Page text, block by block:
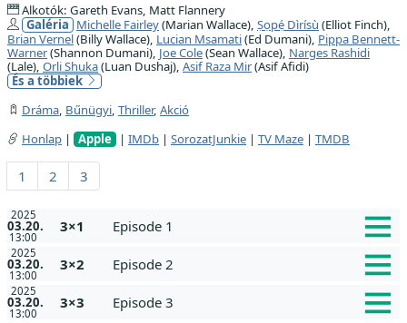
Alkotók: Gareth Evans, Matt Flannery
Galéria Michelle Fairley(Marian Wallace), Ṣọpẹ́ Dìrísù (Elliot Finch),
Brian Vernel(Billy Wallace), Lucian Msamati(Ed Dumani), Pippa Bennett-
Warner(Shannon Dumani), Joe Cole(Sean Wallace), Narges Rashidi
(Lale), Orli Shuka(Luan Dushaj), Asif Raza Mir(Asif Afidi)
És a többiek
Dráma, Bűnügyi, Thriller, Akció
Honlap | Apple | IMDb | SorozatJunkie | TV Maze | TMDB
1 2 3
2025
03.20.
13:00
3×1 Episode 1
2025
03.20.
13:00
3×2 Episode 2
2025
03.20.
13:00
3×3 Episode 3